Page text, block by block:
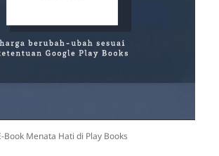
Book Menata Hati di Play Books